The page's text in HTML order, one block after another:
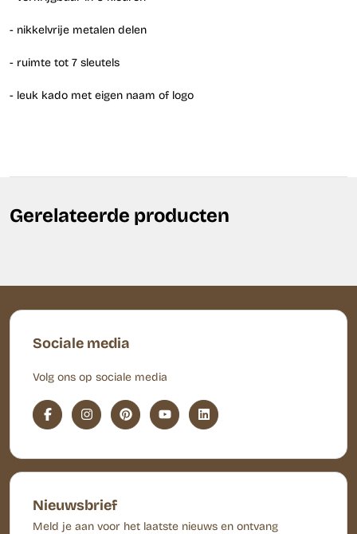
- nikkelvrije metalen delen
- ruimte tot 7 sleutels
- leuk kado met eigen naam of logo
Gerelateerde producten
Sociale media
Volg ons op sociale media
Nieuwsbrief
Meld je aan voor het laatste nieuws en ontvang